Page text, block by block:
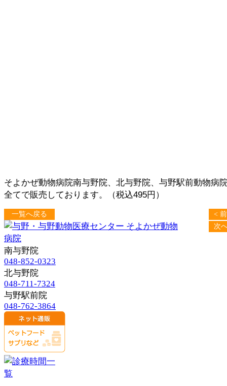
そよかぜ動物病院南与野院、北与野院、与野駅前動物病
全てで販売しております。（税込495円）
一覧へ戻る
<
次
南与野院
048-852-0323
北与野院
048-711-7324
与野駅前院
048-762-3864